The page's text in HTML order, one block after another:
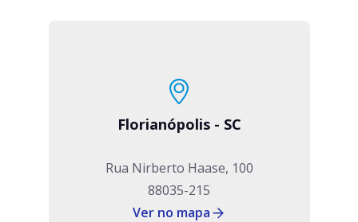
Florianópolis - SC
Rua Nirberto Haase, 100
88035-215
Ver no mapa